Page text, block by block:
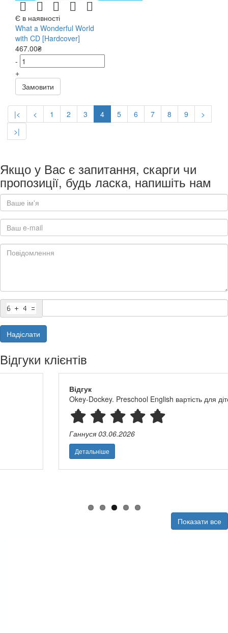
Є в наявності
What a Wonderful World
with CD [Hardcover]
467.00₴
-
+
Замовити
|< < 1 2 3 4 5 6 7 8 9
>
>|
Якщо у Вас є запитання, скарги чи
пропозиції, будь ласка, напишіть нам
Надіслати
Відгуки клієнтів
Okey-Dockey. Preschool English вартість для дітей і вчителя
03.06.2026
Показати все